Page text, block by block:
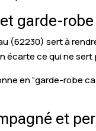
garde-
(62230) sert à
écarte ce qui ne
en “garde-robe
et